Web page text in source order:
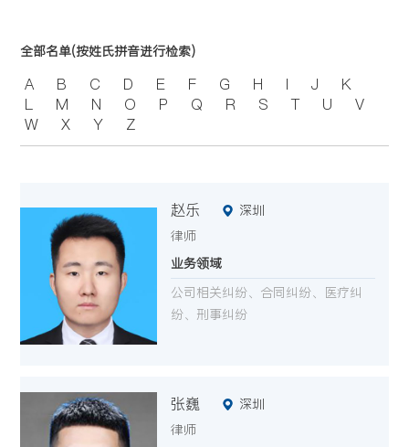
全部名单(按姓氏拼音进行检索)
A B C D E F G H I J
K
L
M N O P Q R S T U
V
W
X Y Z
赵乐
深圳
律师
业务领域
公司相关纠纷、合同纠纷、医疗纠
纷、刑事纠纷
张巍
深圳
律师